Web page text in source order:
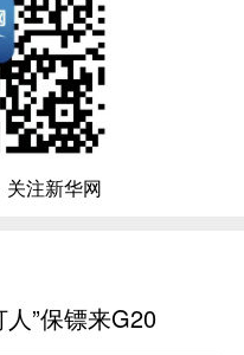
注新华网
”保镖来G20